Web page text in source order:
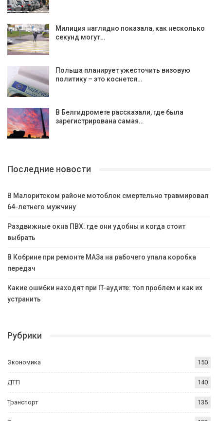
Милиция наглядно показала, как несколько
секунд могут…
Польша планирует ужесточить визовую
политику – это коснется…
В Белгидромете рассказали, где была
зарегистрирована самая…
Последние новости
В Малоритском районе мотоблок смертельно травмировал
64-летнего мужчину
Раздвижные окна ПВХ: где они удобны и когда стоит
выбрать
В Кобрине при ремонте МАЗа на рабочего упала коробка
передач
Какие ошибки находят при IT-аудите: топ проблем и как их
устранить
Рубрики
Экономика 150
ДТП 140
Транспорт 135